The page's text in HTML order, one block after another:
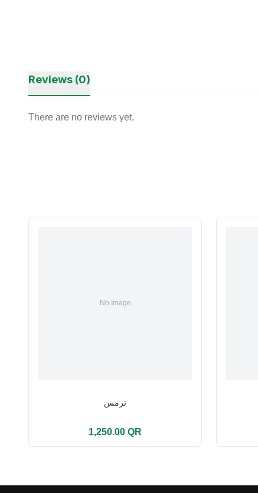
Reviews (0)
There are no reviews yet.
ترمس
1,250.00 QR